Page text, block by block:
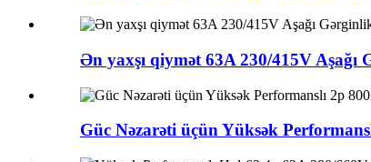
Ən yaxşı qiymət 63A 230/415V
Güc Nəzarəti üçün Yüksək